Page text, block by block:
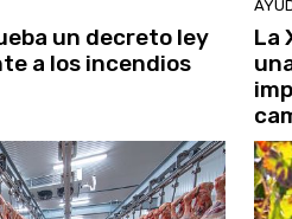
un decreto ley
a los incendios
La